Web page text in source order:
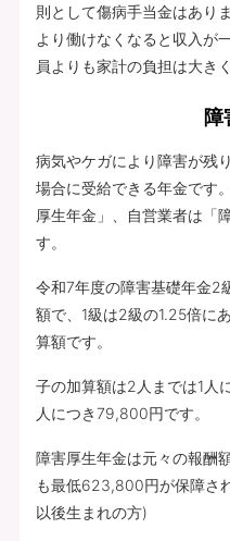
則として傷病手当金はあり
より働けなくなると収入が
員よりも家計の負担は大き
障
病気やケガにより障害が残
場合に受給できる年金です
厚生年金」、自営業者は「
す。
令和7年度の障害基礎年金2
額で、1級は2級の1.25倍に
算額です。
子の加算額は2人までは1人
人につき79,800円です。
障害厚生年金は元々の報酬
も最低623,800円が保障さ
以後生まれの方)